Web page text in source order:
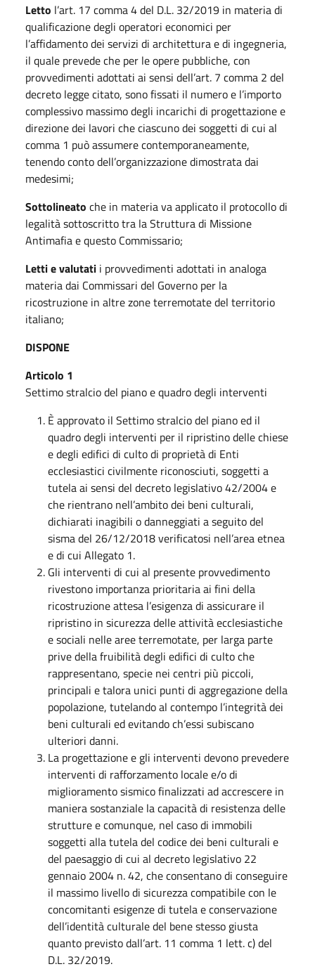
Letto l’art. 17 comma 4 del D.L. 32/2019 in materia di
qualificazione degli operatori economici per
l’affidamento dei servizi di architettura e di ingegneria,
il quale prevede che per le opere pubbliche, con
provvedimenti adottati ai sensi dell’art. 7 comma 2 del
decreto legge citato, sono fissati il numero e l’importo
complessivo massimo degli incarichi di progettazione e
direzione dei lavori che ciascuno dei soggetti di cui al
comma 1 può assumere contemporaneamente,
tenendo conto dell’organizzazione dimostrata dai
medesimi;
Sottolineato che in materia va applicato il protocollo di
legalità sottoscritto tra la Struttura di Missione
Antimafia e questo Commissario;
Letti e valutati i provvedimenti adottati in analoga
materia dai Commissari del Governo per la
ricostruzione in altre zone terremotate del territorio
italiano;
DISPONE
Articolo 1
Settimo stralcio del piano e quadro degli interventi
È approvato il Settimo stralcio del piano ed il
quadro degli interventi per il ripristino delle chiese
e degli edifici di culto di proprietà di Enti
ecclesiastici civilmente riconosciuti, soggetti a
tutela ai sensi del decreto legislativo 42/2004 e
che rientrano nell’ambito dei beni culturali,
dichiarati inagibili o danneggiati a seguito del
sisma del 26/12/2018 verificatosi nell’area etnea
e di cui Allegato 1.
Gli interventi di cui al presente provvedimento
rivestono importanza prioritaria ai fini della
ricostruzione attesa l’esigenza di assicurare il
ripristino in sicurezza delle attività ecclesiastiche
e sociali nelle aree terremotate, per larga parte
prive della fruibilità degli edifici di culto che
rappresentano, specie nei centri più piccoli,
principali e talora unici punti di aggregazione della
popolazione, tutelando al contempo l’integrità dei
beni culturali ed evitando ch’essi subiscano
ulteriori danni.
La progettazione e gli interventi devono prevedere
interventi di rafforzamento locale e/o di
miglioramento sismico finalizzati ad accrescere in
maniera sostanziale la capacità di resistenza delle
strutture e comunque, nel caso di immobili
soggetti alla tutela del codice dei beni culturali e
del paesaggio di cui al decreto legislativo 22
gennaio 2004 n. 42, che consentano di conseguire
il massimo livello di sicurezza compatibile con le
concomitanti esigenze di tutela e conservazione
dell’identità culturale del bene stesso giusta
quanto previsto dall’art. 11 comma 1 lett. c) del
D.L. 32/2019.